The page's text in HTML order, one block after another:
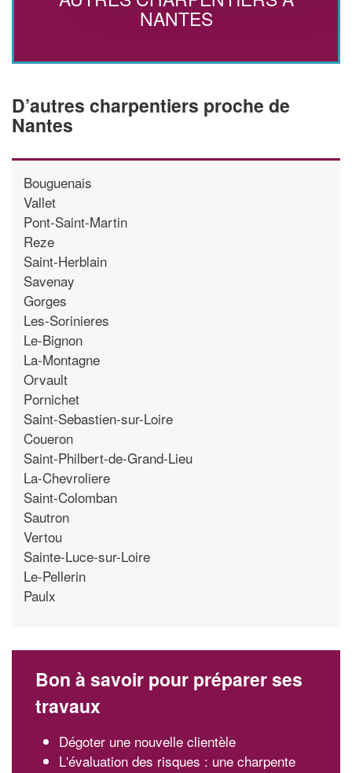
NANTES
D’autres charpentiers proche de
Nantes
Bouguenais
Vallet
Pont-Saint-Martin
Reze
Saint-Herblain
Savenay
Gorges
Les-Sorinieres
Le-Bignon
La-Montagne
Orvault
Pornichet
Saint-Sebastien-sur-Loire
Coueron
Saint-Philbert-de-Grand-Lieu
La-Chevroliere
Saint-Colomban
Sautron
Vertou
Sainte-Luce-sur-Loire
Le-Pellerin
Paulx
Bon à savoir pour préparer ses
travaux
Dégoter une nouvelle clientèle
L'évaluation des risques : une charpente